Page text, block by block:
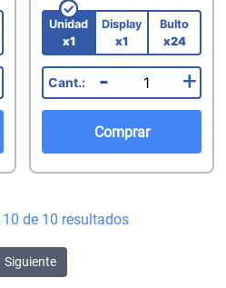
Unidad
x1
Display
x1
Bulto
x24
- +
Comprar
de 10 resultados
Siguiente